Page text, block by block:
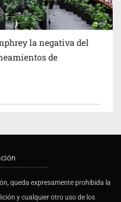
la negativa del
de
queda expresamente prohibida la
y cualquier otro uso de los